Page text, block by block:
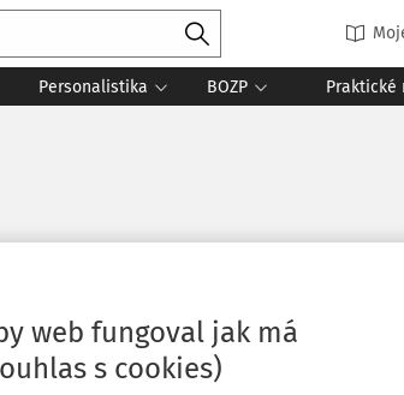
Personalistika BOZP Praktické
delší než 5 dní
web fungoval jak má
s cookies)